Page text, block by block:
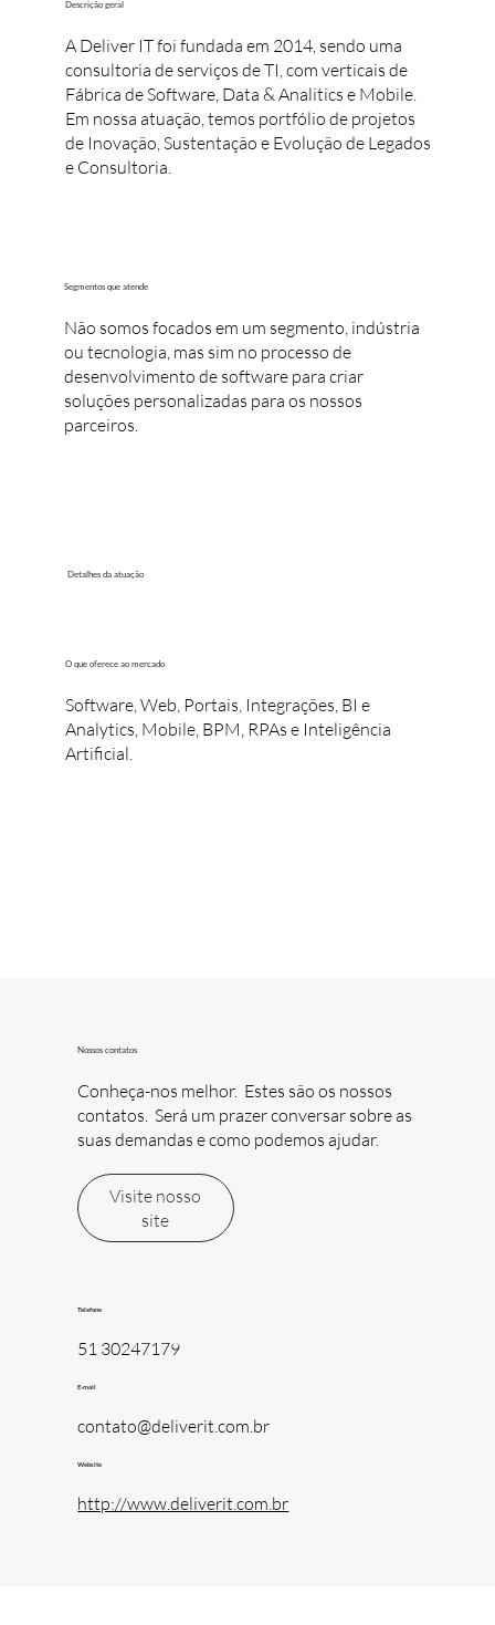
Descrição geral
A Deliver IT foi fundada em 2014, sendo uma
consultoria de serviços de TI, com verticais de
Fábrica de Software, Data & Analitics e Mobile.
Em nossa atuação, temos portfólio de projetos
de Inovação, Sustentação e Evolução de Legados
e Consultoria.
Detalhes da atuação
O que oferece ao mercado
Software, Web, Portais, Integrações, BI e
Analytics, Mobile, BPM, RPAs e Inteligência
Artificial.
Segmentos que atende
Não somos focados em um segmento, indústria
ou tecnologia, mas sim no processo de
desenvolvimento de software para criar
soluções personalizadas para os nossos
parceiros.
Nossos contatos
Conheça-nos melhor. Estes são os nossos
contatos. Será um prazer conversar sobre as
suas demandas e como podemos ajudar.
Visite nosso
site
Telefone
51 30247179
E-mail
contato@deliverit.com.br
Website
http://www.deliverit.com.br